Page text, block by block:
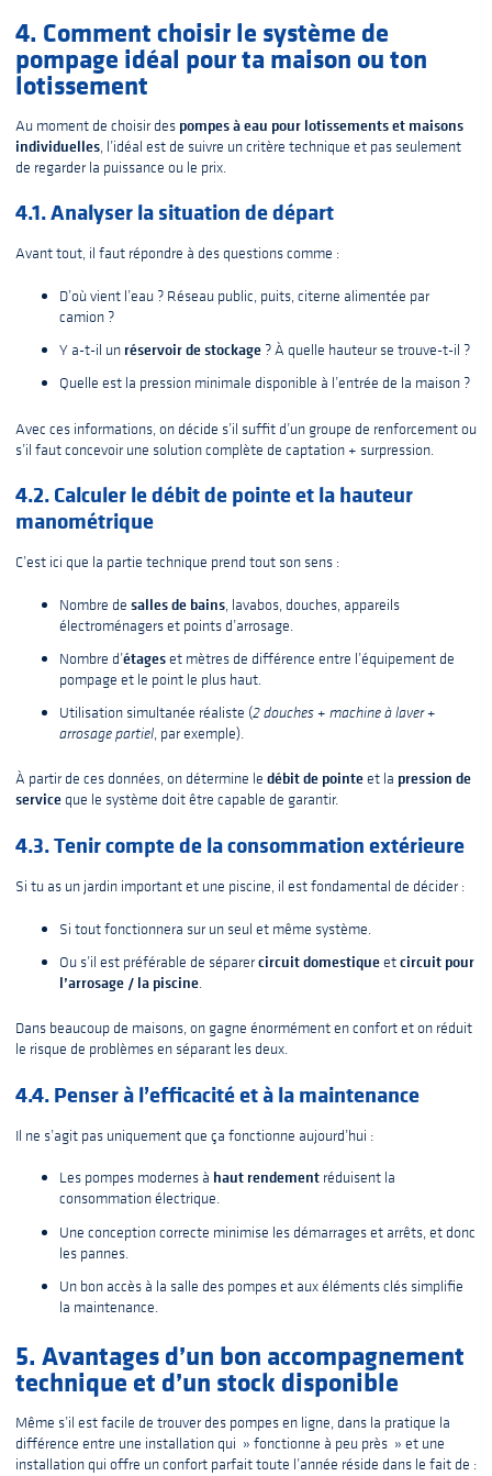
4. Comment choisir le système de
pompage idéal pour ta maison ou ton
lotissement
Au moment de choisir des pompes à eau pour lotissements et maisons
individuelles , l’idéal est de suivre un critère technique et pas seulement
de regarder la puissance ou le prix.
4.1. Analyser la situation de départ
Avant tout, il faut répondre à des questions comme :
D’où vient l’eau ? Réseau public, puits, citerne alimentée par
camion ?
Y a-t-il un réservoir de stockage ? À quelle hauteur se trouve-t-il ?
Quelle est la pression minimale disponible à l’entrée de la maison ?
Avec ces informations, on décide s’il suffit d’un groupe de renforcement ou
s’il faut concevoir une solution complète de captation + surpression.
4.2. Calculer le débit de pointe et la hauteur
manométrique
C’est ici que la partie technique prend tout son sens :
Nombre de salles de bains, lavabos, douches, appareils
électroménagers et points d’arrosage.
Nombre d’étageset mètres de différence entre l’équipement de
pompage et le point le plus haut.
Utilisation simultanée réaliste (2 douches + machine à laver +
arrosage partiel, par exemple).
À partir de ces données, on détermine le débit de pointeet la pression de
serviceque le système doit être capable de garantir.
4.3. Tenir compte de la consommation extérieure
Si tu as un jardin important et une piscine, il est fondamental de décider :
Si tout fonctionnera sur un seul et même système.
Ou s’il est préférable de séparercircuit domestiqueetcircuit pour
l’arrosage / la piscine.
Dans beaucoup de maisons, on gagne énormément en confort et on réduit
le risque de problèmes en séparant les deux.
4.4. Penser à l’efficacité et à la maintenance
Il ne s’agit pas uniquement que ça fonctionne aujourd’hui :
Les pompes modernes à haut rendement réduisent la
consommation électrique.
Une conception correcte minimise les démarrages et arrêts, et donc
les pannes.
Un bon accès à la salle des pompes et aux éléments clés simplifie
la maintenance.
5. Avantages d’un bon accompagnement
technique et d’un stock disponible
Même s’il est facile de trouver des pompes en ligne, dans la pratique la
différence entre une installation qui » fonctionne à peu près » et une
installation qui offre un confort parfait toute l’année réside dans le fait de :